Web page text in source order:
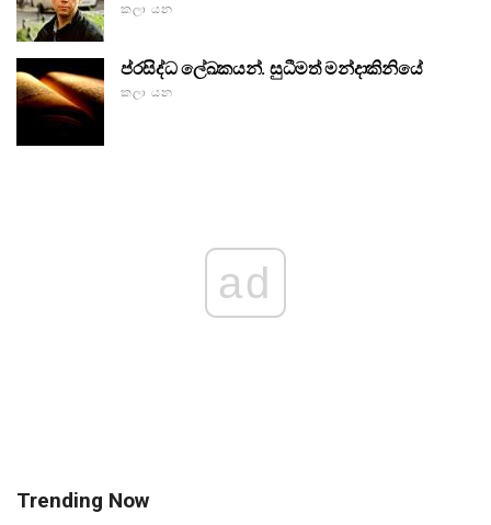
කලා යන
ප්රසිද්ධ ලේඛකයන්. සුධීමත් මන්දාකිනියේ
කලා යන
ad
Trending Now